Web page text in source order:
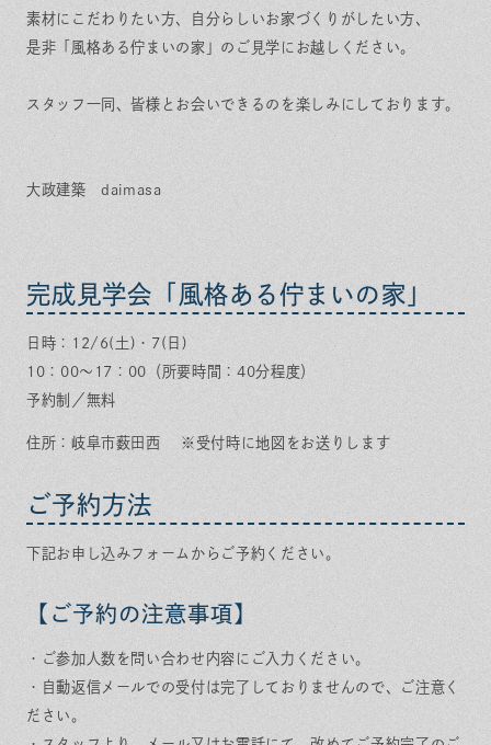
素材にこだわりたい方、自分らしいお家づくりがしたい方、
是非「風格ある佇まいの家」のご見学にお越しください。
スタッフ一同、皆様とお会いできるのを楽しみにしております。
大政建築 daimasa
完成見学会「風格ある佇まいの家」
日時：12/6(土)・7(日)
10：00～17：00（所要時間：40分程度）
予約制／無料
住所：岐阜市薮田西 ※受付時に地図をお送りします
ご予約方法
下記お申し込みフォームからご予約ください。
【ご予約の注意事項】
・ご参加人数を問い合わせ内容にご入力ください。
・自動返信メールでの受付は完了しておりませんので、ご注意く
ださい。